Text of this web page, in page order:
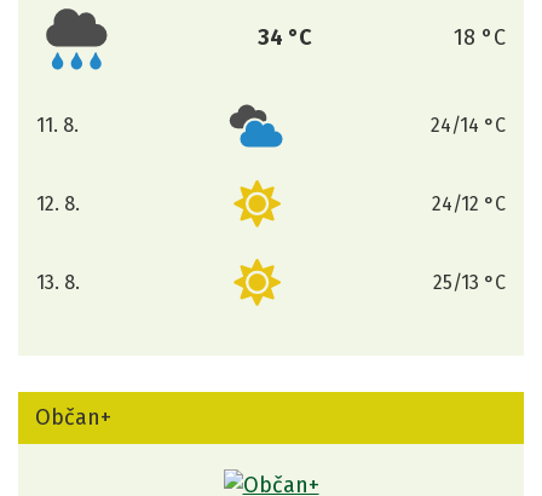
34 °C 18 °C
úterý
11. 8. 24/14 °C
středa
12. 8. 24/12 °C
čtvrtek
13. 8. 25/13 °C
Občan+